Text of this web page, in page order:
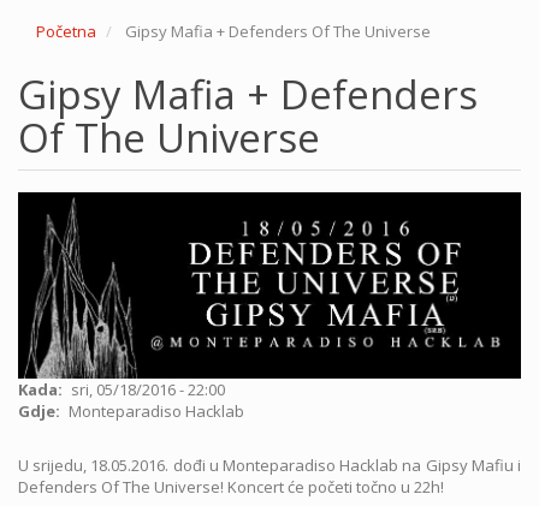
Početna Gipsy Mafia + Defenders Of The Universe
Gipsy Mafia + Defenders
Of The Universe
Kada
sri, 05/18/2016 - 22:00
Gdje
Monteparadiso Hacklab
U srijedu, 18.05.2016. dođi u Monteparadiso Hacklab na Gipsy Mafiu i
Defenders Of The Universe! Koncert će početi točno u 22h!